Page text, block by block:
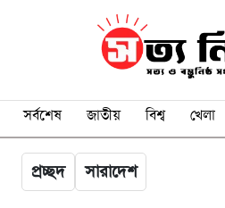
সর্বশেষ জাতীয় বিশ্ব খেলা
প্রচ্ছদ সারাদেশ